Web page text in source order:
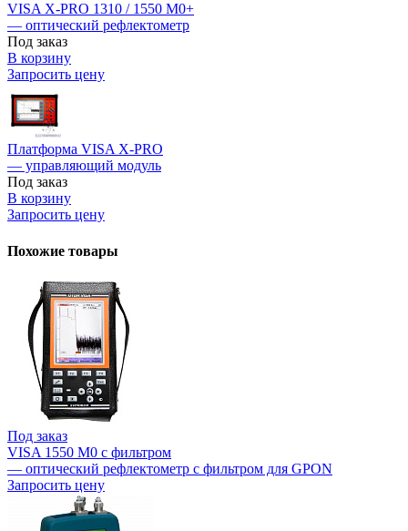
VISA X-PRO 1310 / 1550 M0+
— оптический рефлектометр
Под заказ
В корзину
Запросить цену
Платформа VISA X-PRO
— управляющий модуль
Под заказ
В корзину
Запросить цену
Похожие товары
Под заказ
VISA 1550 M0 с фильтром
— оптический рефлектометр с фильтром для GPON
Запросить цену